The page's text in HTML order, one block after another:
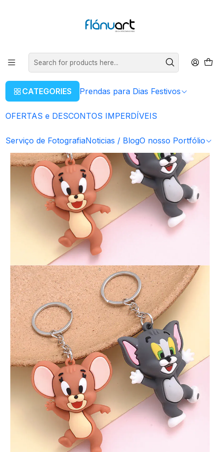
CATEGORIES Prendas para Dias Festivos
OFERTAS e DESCONTOS IMPERDÍVEIS
Serviço de FotografiaNoticias / BlogO nosso Portfólio
Artigos Personalizados Porta - Chaves